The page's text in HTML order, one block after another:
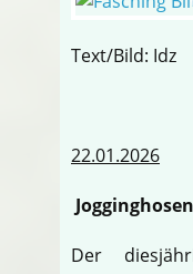
Text/Bild: Idz
22.01.2026
Der